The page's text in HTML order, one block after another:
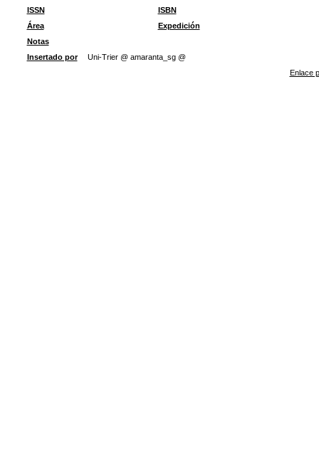
ISSN
ISBN
Área
Expedición
Notas
Insertado por
Uni-Trier @ amaranta_sg @
Enlace